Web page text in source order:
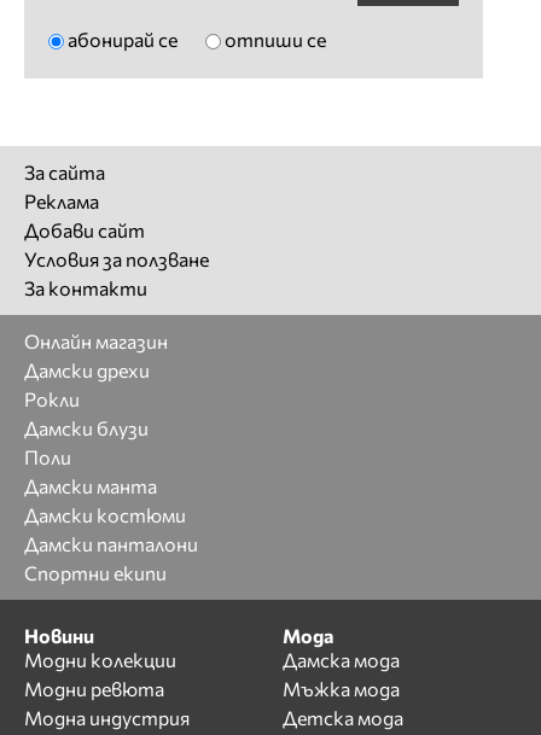
абонирай се отпиши се
За сайта
Реклама
Добави сайт
Условия за ползване
За контакти
Онлайн магазин
Дамски дрехи
Рокли
Дамски блузи
Поли
Дамски манта
Дамски костюми
Дамски панталони
Спортни екипи
Новини
Модни колекции
Модни ревюта
Модна индустрия
Мода
Дамска мода
Мъжка мода
Детска мода